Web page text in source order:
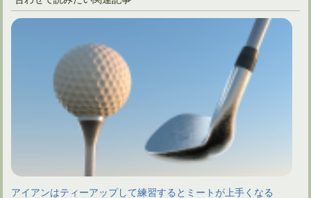
アイアンはティーアップして練習するとミートが上手くなる